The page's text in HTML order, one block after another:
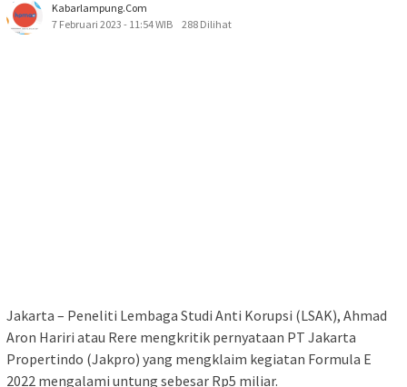
Kabarlampung.com
7 Februari 2023 - 11:54 WIB
288 Dilihat
Jakarta – Peneliti Lembaga Studi Anti Korupsi (LSAK), Ahmad
Aron Hariri atau Rere mengkritik pernyataan PT Jakarta
Propertindo (Jakpro) yang mengklaim kegiatan Formula E
2022 mengalami untung sebesar Rp5 miliar.